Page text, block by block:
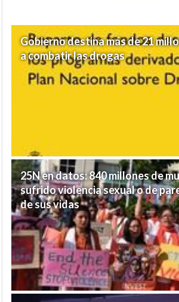
Gobierno destina más de 21
a combatir las drogas
25N en datos: 840 millones de
sufrido violencia sexual o de
de sus vidas